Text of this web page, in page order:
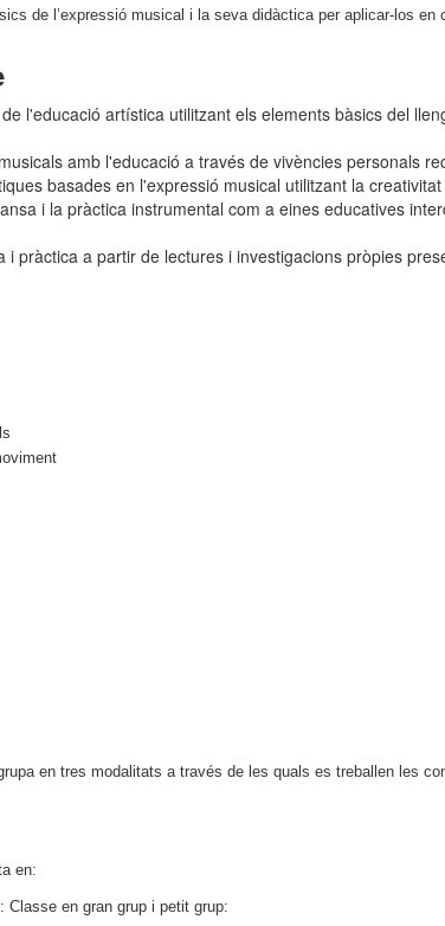
de l’expressió musical i la seva didàctica per aplicar-los en
l'educació artística utilitzant els elements bàsics del
amb l'educació a través de vivències personals
basades en l'expressió musical utilitzant la
i la pràctica instrumental com a eines educatives
pràctica a partir de lectures i investigacions pròpies
en tres modalitats a través de les quals es treballen les
en:
en gran grup i petit grup: